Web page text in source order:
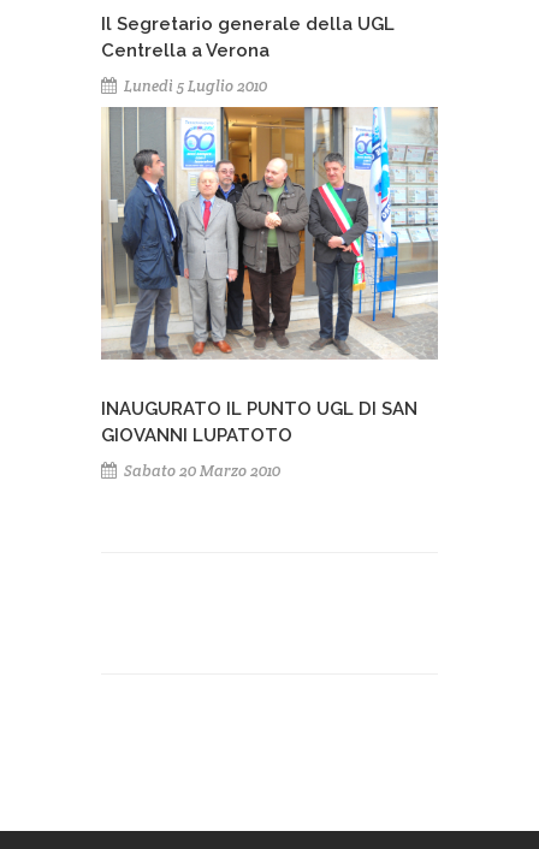
Il Segretario generale della UGL
Centrella a Verona
Lunedì 5 Luglio 2010
INAUGURATO IL PUNTO UGL DI SAN
GIOVANNI LUPATOTO
Sabato 20 Marzo 2010